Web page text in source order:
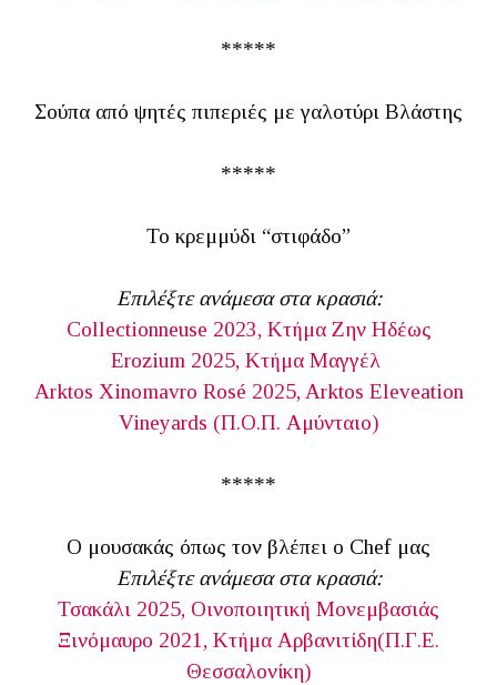
*****
Σούπα από ψητές πιπεριές με γαλοτύρι Βλάστης
*****
Το κρεμμύδι “στιφάδο”
Επιλέξτε ανάμεσα στα κρασιά:
Collectionneuse 2023, Κτήμα Ζην Ηδέως
Erozium 2025, Κτήμα Μαγγέλ
Arktos Xinomavro Rosé 2025, Arktos Eleveation
Vineyards (Π.Ο.Π. Αμύνταιο)
*****
Ο μουσακάς όπως τον βλέπει ο Chef μας
Επιλέξτε ανάμεσα στα κρασιά:
Τσακάλι 2025, Οινοποιητική Μονεμβασιάς
Ξινόμαυρο 2021, Κτήμα Αρβανιτίδη(Π.Γ.Ε.
Θεσσαλονίκη)